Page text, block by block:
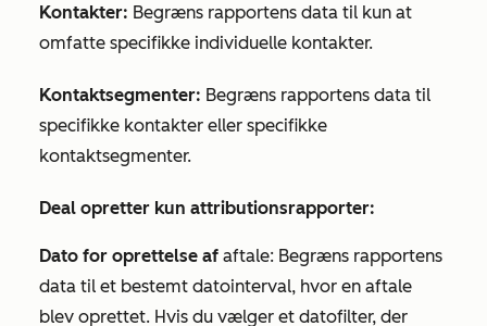
Kontakter: Begræns rapportens data til kun at
omfatte specifikke individuelle kontakter.
Kontaktsegmenter: Begræns rapportens data til
specifikke kontakter eller specifikke
kontaktsegmenter.
Deal opretter kun attributionsrapporter:
Dato for oprettelse af aftale: Begræns rapportens
data til et bestemt datointerval, hvor en aftale
blev oprettet. Hvis du vælger et datofilter, der